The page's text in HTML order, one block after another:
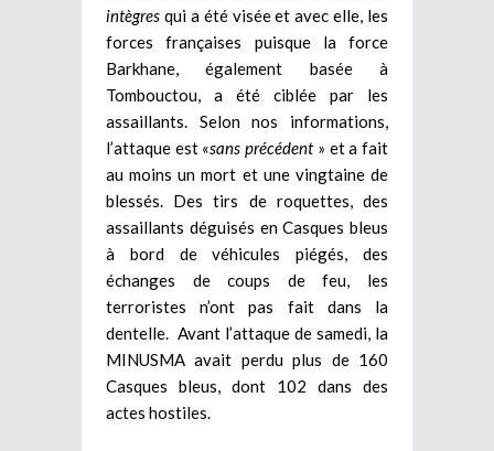
intègres qui a été visée et avec elle, les
forces françaises puisque la force
Barkhane, également basée à
Tombouctou, a été ciblée par les
assaillants. Selon nos informations,
l’attaque est «sans précédent» et a fait
au moins un mort et une vingtaine de
blessés. Des tirs de roquettes, des
assaillants déguisés en Casques bleus
à bord de véhicules piégés, des
échanges de coups de feu, les
terroristes n’ont pas fait dans la
dentelle. Avant l’attaque de samedi, la
MINUSMA avait perdu plus de 160
Casques bleus, dont 102 dans des
actes hostiles.